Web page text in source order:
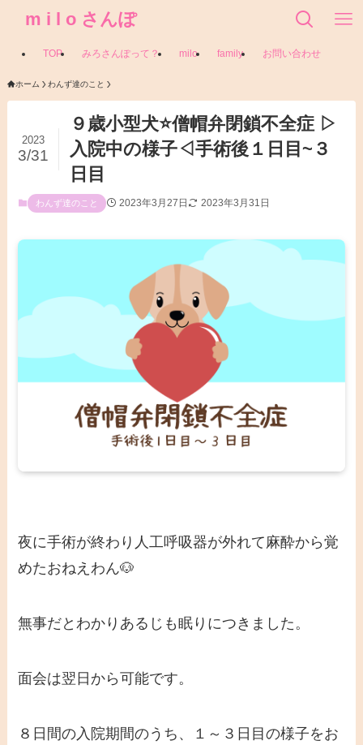
m i l o さんぽ
TOP みろさんぽって？ milo family お問い合わせ
ホーム わんず達のこと
９歳小型犬⭐僧帽弁閉鎖不全症 ▷
入院中の様子◁手術後１日目~３
日目
2023
3/31
わんず達のこと 2023年3月27日 2023年3月31日
夜に手術が終わり人工呼吸器が外れて麻酔から覚
めたおねえわん🐶
無事だとわかりあるじも眠りにつきました。
面会は翌日から可能です。
８日間の入院期間のうち、１～３日目の様子をお